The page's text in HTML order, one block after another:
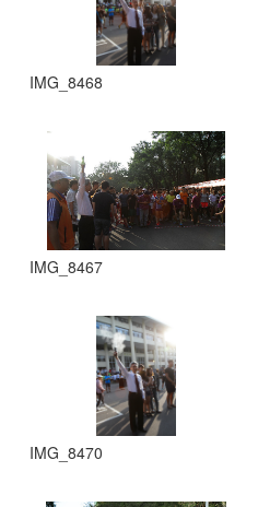
IMG_8468
IMG_8467
IMG_8470